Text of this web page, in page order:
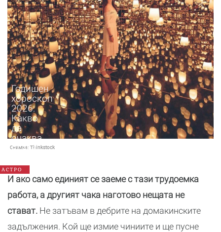
Снимка: Thinkstock
Годишен
хороскоп
2026:
Какво
да
очаква
всяка
АСТРО
И ако само единият се заеме с тази трудоемка
работа, а другият чака наготово нещата не
стават. Не затъвам в дебрите на домакинските
задължения. Кой ще измие чиниите и ще пусне